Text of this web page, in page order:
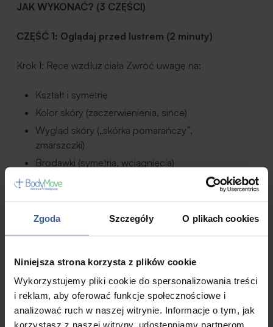
Zgoda Szczegóły O plikach cookies
Niniejsza strona korzysta z plików cookie
Wykorzystujemy pliki cookie do spersonalizowania treści
i reklam, aby oferować funkcje społecznościowe i
analizować ruch w naszej witrynie. Informacje o tym, jak
korzystasz z naszej witryny, udostępniamy partnerom
JAK WYKONAĆ? (3 CZĘŚCI)
CZĘŚĆ 1: Oglądaj przed lustrem (2 minuty)
Krok 1: Ręce wzdłuż ciała Zwróć uwagę na:
Kształt i symetrię
Kolor skóry (zaczerwienienia, sińce)
Wygląd skóry („skórka pomarańczy”,
zmarszczki)
Brodawki (symetria, wciągnięcia)
Krok 2: Ręce wysoko nad głową
Nierówności skóry
Krok 3: Ręce na biodrach (naciśnij – napnij mięśnie)
Sprawdź ponownie czy nie ma wgnieceń lub